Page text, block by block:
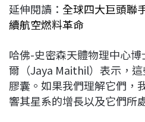
延伸閱讀： 全球四大巨頭聯
續航空燃料革命
哈佛-史密森天體物理中心
爾（Jaya Maithil）表示，
膠囊。如果我們理解它們，
響其星系的增長以及它們所